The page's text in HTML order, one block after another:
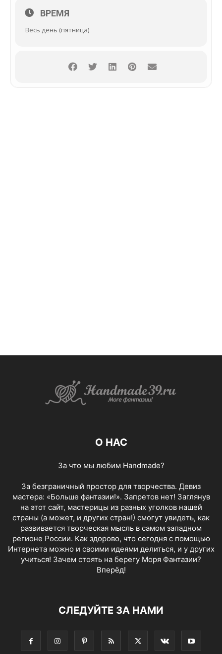
ВРЕМЯ
Весь день (пятница)
О НАС
За что мы любим Handmade?
За безграничный простор для творчества. Девиз
мастера: «Больше фантазии!». Запретов нет! Заглянув
на этот сайт, мастерицы из разных уголков нашей
страны (а может, и других стран!) смогут увидеть, как
развивается творческая мысль в самом западном
регионе России. Как здорово, что сегодня с помощью
Интернета можно и своими идеями делиться, и у других
учиться! Зачем стоять на берегу Моря Фантазии?
Вперёд!
СЛЕДУЙТЕ ЗА НАМИ